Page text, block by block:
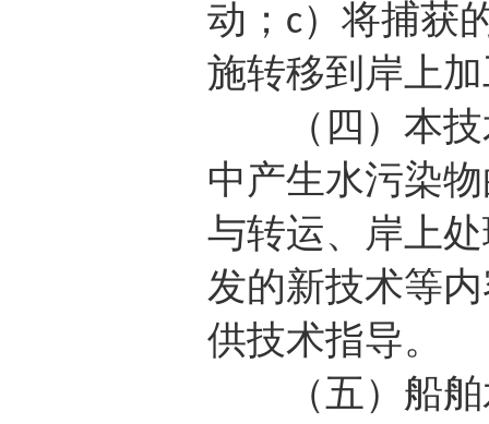
动； c）将捕获
施转移到岸上
（四）本技
中产生水污染
与转运、岸上
发的新技术等
供技术指导。
（五）船舶